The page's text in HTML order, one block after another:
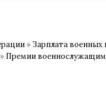
» Зарплата
» Премии военнослужащим